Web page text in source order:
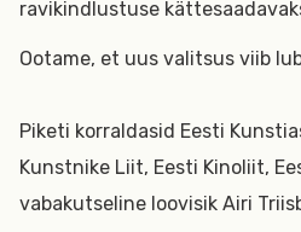
ravikindlustuse
Ootame, et uus valitsus viib
Piketi korraldasid Eesti
Kunstnike Liit, Eesti Kinoliit,
vabakutseline loovisik Airi